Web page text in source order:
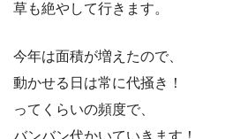
草も絶やして行きます。
今年は面積が増えたので、
動かせる日は常に代掻き！
ってくらいの頻度で、
バンバン代かいていきます！